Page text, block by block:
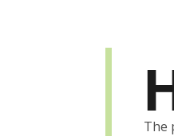
The